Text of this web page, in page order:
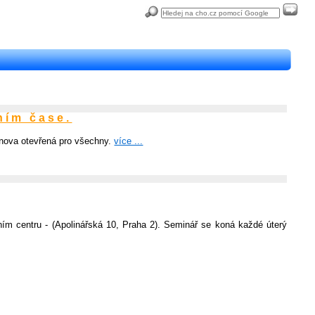
čase.
otevřená pro všechny.více ...
centru - (Apolinářská 10, Praha 2). Seminář se koná každé úterý